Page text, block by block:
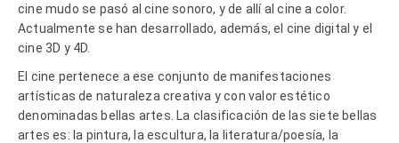
cine mudo se pasó al cine sonoro, y de allí al cine a color.
Actualmente se han desarrollado, además, el cine digital y el
cine 3D y 4D.
El cine pertenece a ese conjunto de manifestaciones
artísticas de naturaleza creativa y con valor estético
denominadas bellas artes. La clasificación de las siete bellas
artes es: la pintura, la escultura, la literatura/poesía, la